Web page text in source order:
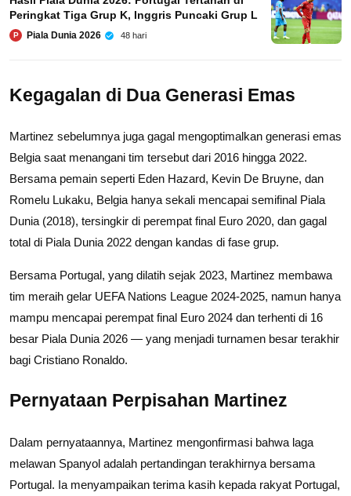
Peringkat Tiga Grup K, Inggris Puncaki Grup L
P Piala Dunia 2026 48 hari
Kegagalan di Dua Generasi Emas
Martinez sebelumnya juga gagal mengoptimalkan generasi emas
Belgia saat menangani tim tersebut dari 2016 hingga 2022.
Bersama pemain seperti Eden Hazard, Kevin De Bruyne, dan
Romelu Lukaku, Belgia hanya sekali mencapai semifinal Piala
Dunia (2018), tersingkir di perempat final Euro 2020, dan gagal
total di Piala Dunia 2022 dengan kandas di fase grup.
Bersama Portugal, yang dilatih sejak 2023, Martinez membawa
tim meraih gelar UEFA Nations League 2024-2025, namun hanya
mampu mencapai perempat final Euro 2024 dan terhenti di 16
besar Piala Dunia 2026 — yang menjadi turnamen besar terakhir
bagi Cristiano Ronaldo.
Pernyataan Perpisahan Martinez
Dalam pernyataannya, Martinez mengonfirmasi bahwa laga
melawan Spanyol adalah pertandingan terakhirnya bersama
Portugal. Ia menyampaikan terima kasih kepada rakyat Portugal,